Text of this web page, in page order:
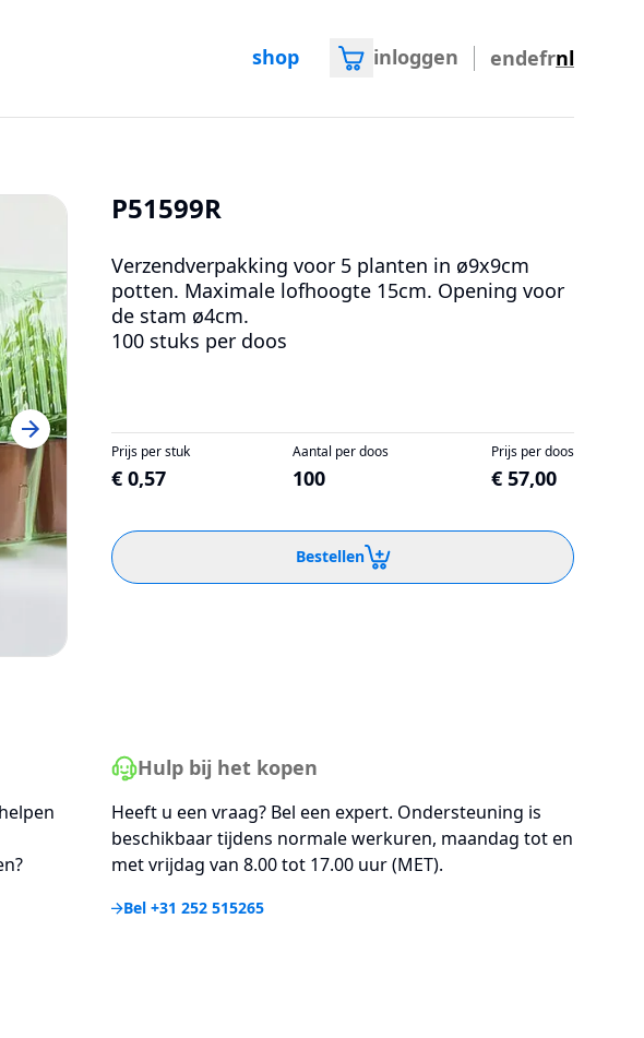
shop inloggen endefrnl
P51599R
Verzendverpakking voor 5 planten in ø9x9cm
potten. Maximale lofhoogte 15cm. Opening voor
de stam ø4cm.
100 stuks per doos
Prijs per stuk
€ 0,57
Aantal per doos
100
Prijs per doos
€ 57,00
Bestellen
Hulp bij het kopen
Heeft u een vraag? Bel een expert. Ondersteuning is
beschikbaar tijdens normale werkuren, maandag tot en
met vrijdag van 8.00 tot 17.00 uur (MET).
Bel +31 252 515265